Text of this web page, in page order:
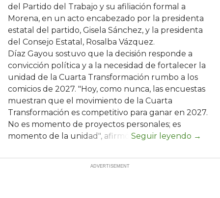
del Partido del Trabajo y su afiliación formal a
Morena, en un acto encabezado por la presidenta
estatal del partido, Gisela Sánchez, y la presidenta
del Consejo Estatal, Rosalba Vázquez.
Díaz Gayou sostuvo que la decisión responde a
convicción política y a la necesidad de fortalecer la
unidad de la Cuarta Transformación rumbo a los
comicios de 2027. "Hoy, como nunca, las encuestas
muestran que el movimiento de la Cuarta
Transformación es competitivo para ganar en 2027.
No es momento de proyectos personales; es
momento de la unidad", afirmó.